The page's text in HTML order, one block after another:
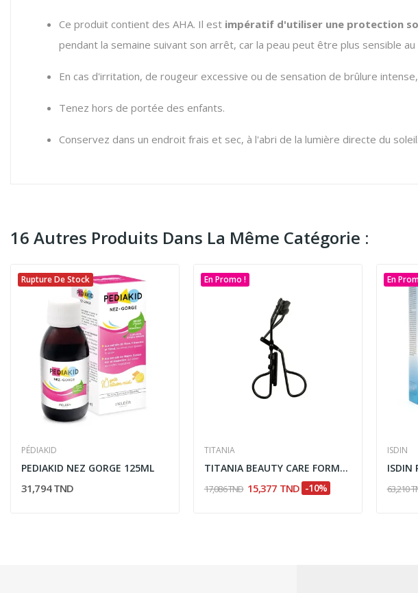
Ce produit contient des AHA. Il est impératif d'utiliser une protection
pendant la semaine suivant son arrêt, car la peau peut être plus sensible au
En cas d'irritation, de rougeur excessive ou de sensation de brûlure
Tenez hors de portée des enfants.
Conservez dans un endroit frais et sec, à l'abri de la lumière directe du soleil.
16 Autres Produits Dans La Même Catégorie :
Rupture De Stock
PÉDIAKID
PEDIAKID NEZ GORGE 125ML
31,794 TND
En Promo !
TITANIA
TITANIA BEAUTY CARE FORMEUR DE CILS 2925
17,086 TND 15,377 TND -10%
En
ISDIN
63,210